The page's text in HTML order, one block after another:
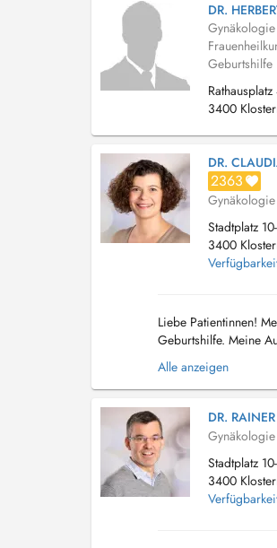
DR.
Geburtshilfe
Rathausplatz
3400
DR.
2363
Gynäkologie
Stadtplatz
3400
Liebe Patientinnen!
Geburtshilfe. Meine
Jahr 2013 dazu
Alle anzeigen
DR.
Gynäkologie
Stadtplatz
3400